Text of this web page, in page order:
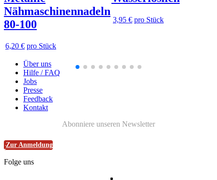
Nähmaschinennadeln
80-100
6,20 € pro Stück
3,95 € pro Stück
Über uns
Hilfe / FAQ
Jobs
Presse
Feedback
Kontakt
Abonniere unseren Newsletter
Zur Anmeldung
Folge uns